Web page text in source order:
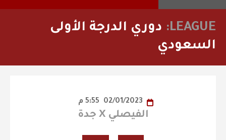
LEAGUE:
دوري الدرجة الأولى
السعودي
الفيصلي X جدة